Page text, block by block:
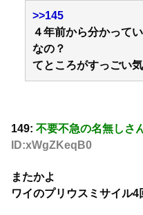
>>145
４年前から分かって
なの？
てところがすっごい
149: 不要不急の名無しさ
ID:xWgZKeqB0
またかよ
ワイのプリウスミサイル